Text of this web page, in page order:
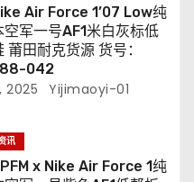
Air Force 1’07 Low纯
空军一号AF1米白灰标低
莆田耐克货源 货号：
042
2025 Yijimaoyi-01
讯
x Nike Air Force 1纯